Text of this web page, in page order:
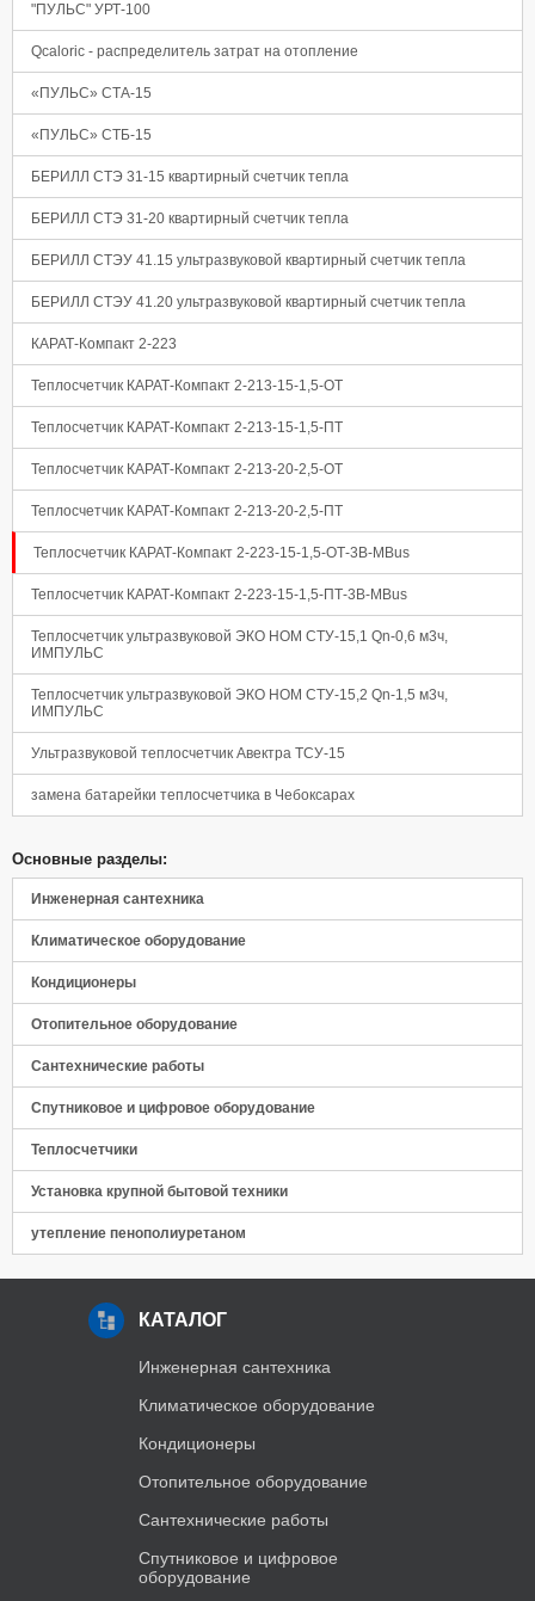
"ПУЛЬС" УРТ-100
Qcaloric - распределитель затрат на отопление
«ПУЛЬС» СТА-15
«ПУЛЬС» СТБ-15
БЕРИЛЛ СТЭ 31-15 квартирный счетчик тепла
БЕРИЛЛ СТЭ 31-20 квартирный счетчик тепла
БЕРИЛЛ СТЭУ 41.15 ультразвуковой квартирный счетчик тепла
БЕРИЛЛ СТЭУ 41.20 ультразвуковой квартирный счетчик тепла
КАРАТ-Компакт 2-223
Теплосчетчик КАРАТ-Компакт 2-213-15-1,5-ОТ
Теплосчетчик КАРАТ-Компакт 2-213-15-1,5-ПТ
Теплосчетчик КАРАТ-Компакт 2-213-20-2,5-ОТ
Теплосчетчик КАРАТ-Компакт 2-213-20-2,5-ПТ
Теплосчетчик КАРАТ-Компакт 2-223-15-1,5-ОТ-3В-МBus
Теплосчетчик КАРАТ-Компакт 2-223-15-1,5-ПТ-3В-МBus
Теплосчетчик ультразвуковой ЭКО НОМ СТУ-15,1 Qn-0,6 м3ч,
ИМПУЛЬС
Теплосчетчик ультразвуковой ЭКО НОМ СТУ-15,2 Qn-1,5 м3ч,
ИМПУЛЬС
Ультразвуковой теплосчетчик Авектра ТСУ-15
замена батарейки теплосчетчика в Чебоксарах
Основные разделы:
Инженерная сантехника
Климатическое оборудование
Кондиционеры
Отопительное оборудование
Сантехнические работы
Спутниковое и цифровое оборудование
Теплосчетчики
Установка крупной бытовой техники
утепление пенополиуретаном
КАТАЛОГ
Инженерная сантехника
Климатическое оборудование
Кондиционеры
Отопительное оборудование
Сантехнические работы
Спутниковое и цифровое
оборудование
Панель управления